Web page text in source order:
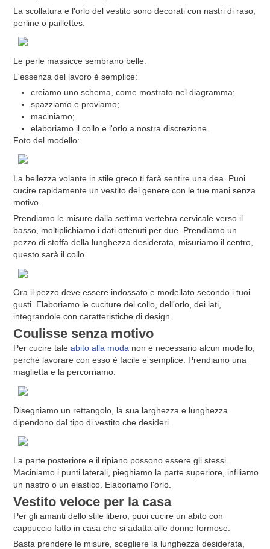
La scollatura e l'orlo del vestito sono decorati con nastri di raso,
perline o paillettes.
Le perle massicce sembrano belle.
L'essenza del lavoro è semplice:
creiamo uno schema, come mostrato nel diagramma;
spazziamo e proviamo;
maciniamo;
elaboriamo il collo e l'orlo a nostra discrezione.
Foto del modello:
La bellezza volante in stile greco ti farà sentire una dea. Puoi
cucire rapidamente un vestito del genere con le tue mani senza
motivo.
Prendiamo le misure dalla settima vertebra cervicale verso il
basso, moltiplichiamo i dati ottenuti per due. Prendiamo un
pezzo di stoffa della lunghezza desiderata, misuriamo il centro,
questo sarà il collo.
Ora il pezzo deve essere indossato e modellato secondo i tuoi
gusti. Elaboriamo le cuciture del collo, dell'orlo, dei lati,
integrandole con caratteristiche di design.
Coulisse senza motivo
Per cucire tale abito alla moda non è necessario alcun modello,
perché lavorare con esso è facile e semplice. Prendiamo una
maglietta e la percorriamo.
Disegniamo un rettangolo, la sua larghezza e lunghezza
dipendono dal tipo di vestito che desideri.
La parte posteriore e il ripiano possono essere gli stessi.
Maciniamo i punti laterali, pieghiamo la parte superiore, infiliamo
un nastro o un elastico. Elaboriamo l'orlo.
Vestito veloce per la casa
Per gli amanti dello stile libero, puoi cucire un abito con
cappuccio fatto in casa che si adatta alle donne formose.
Basta prendere le misure, scegliere la lunghezza desiderata,